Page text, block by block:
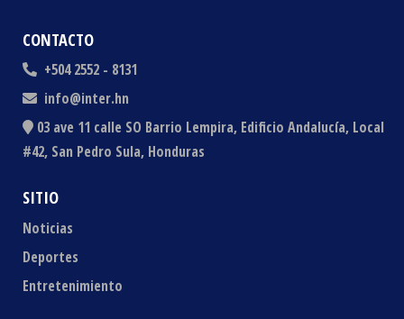
CONTACTO
+504 2552 - 8131
info@inter.hn
03 ave 11 calle SO Barrio Lempira, Edificio Andalucía, Local
#42, San Pedro Sula, Honduras
SITIO
Noticias
Deportes
Entretenimiento